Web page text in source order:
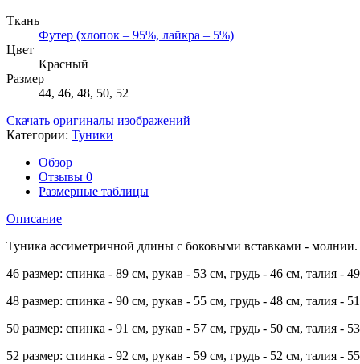
Ткань
Футер (хлопок – 95%, лайкра – 5%)
Цвет
Красный
Размер
44, 46, 48, 50, 52
Скачать оригиналы изображений
Категории: Туники
Обзор
Отзывы 0
Размерные таблицы
Описание
Туника ассиметричной длины с боковыми вставками -
46 размер: спинка - 89 см, рукав - 53 см, грудь - 46 см, талия -
48 размер: спинка - 90 см, рукав - 55 см, грудь - 48 см, талия -
50 размер: спинка - 91 см, рукав - 57 см, грудь - 50 см, талия -
52 размер: спинка - 92 см, рукав - 59 см, грудь - 52 см, талия -